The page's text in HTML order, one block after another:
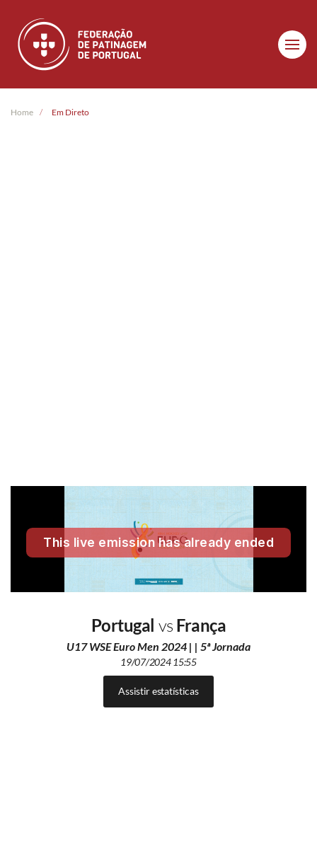
Skip to main content
Home Em Direto
Portugal vs França
U17 WSE Euro Men 2024 | | 5ª Jornada
19/07/2024 15:55
Assistir estatísticas